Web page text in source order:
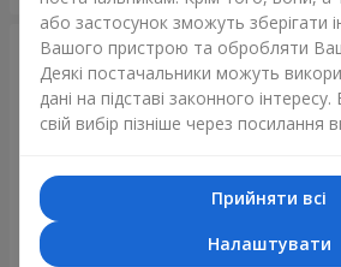
або застосунок зможуть зберігати
Вашого пристрою та обробляти
Деякі постачальники можуть
дані на підставі законного
свій вибір пізніше через посилання
Прийняти всі
Налаштувати